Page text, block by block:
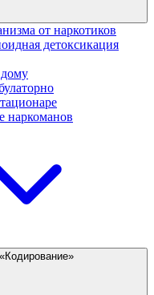
от наркотиков
детоксикация
наркоманов